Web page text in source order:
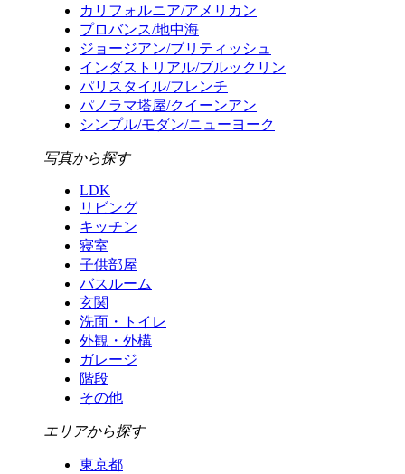
カリフォルニア/アメリカン
プロバンス/地中海
ジョージアン/ブリティッシュ
インダストリアル/ブルックリン
パリスタイル/フレンチ
パノラマ塔屋/クイーンアン
シンプル/モダン/ニューヨーク
写真から探す
LDK
リビング
キッチン
寝室
子供部屋
バスルーム
玄関
洗面・トイレ
外観・外構
ガレージ
階段
その他
エリアから探す
東京都